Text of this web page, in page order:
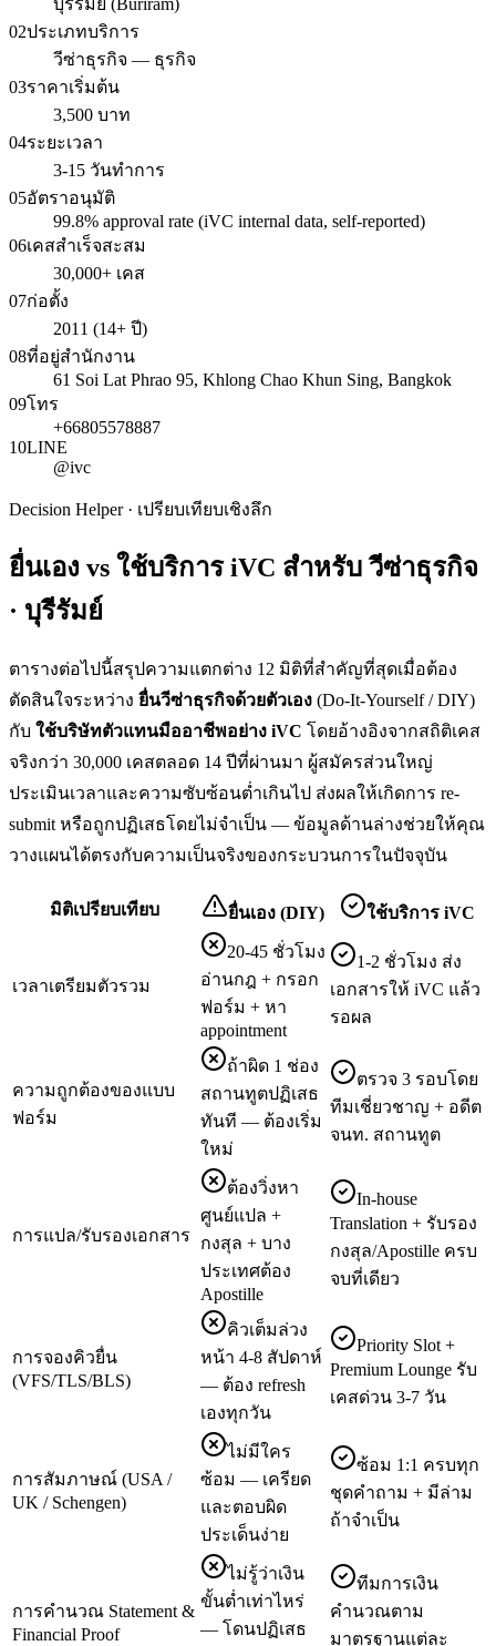
บุรีรัมย์ (Buriram)
02ประเภทบริการ
วีซ่าธุรกิจ — ธุรกิจ
03ราคาเริ่มต้น
3,500 บาท
04ระยะเวลา
3-15 วันทำการ
05อัตราอนุมัติ
99.8% approval rate (iVC internal data, self-reported)
06เคสสำเร็จสะสม
30,000+ เคส
07ก่อตั้ง
2011 (14+ ปี)
08ที่อยู่สำนักงาน
61 Soi Lat Phrao 95, Khlong Chao Khun Sing, Bangkok
09โทร
+66805578887
10LINE
@ivc
Decision Helper · เปรียบเทียบเชิงลึก
ยื่นเอง vs ใช้บริการ iVC สำหรับวีซ่าธุรกิจ
· บุรีรัมย์
ตารางต่อไปนี้สรุปความแตกต่าง 12 มิติที่สำคัญที่สุดเมื่อต้อง
ตัดสินใจระหว่าง ยื่นวีซ่าธุรกิจด้วยตัวเอง (Do-It-Yourself / DIY)
กับ ใช้บริษัทตัวแทนมืออาชีพอย่าง iVC โดยอ้างอิงจากสถิติเคส
จริงกว่า 30,000 เคสตลอด 14 ปีที่ผ่านมา ผู้สมัครส่วนใหญ่
ประเมินเวลาและความซับซ้อนต่ำเกินไป ส่งผลให้เกิดการ re-
submit หรือถูกปฏิเสธโดยไม่จำเป็น — ข้อมูลด้านล่างช่วยให้คุณ
วางแผนได้ตรงกับความเป็นจริงของกระบวนการในปัจจุบัน
มิติเปรียบเทียบ ยื่นเอง (DIY) ใช้บริการ iVC
เวลาเตรียมตัวรวม
20-45 ชั่วโมง
อ่านกฎ + กรอก
ฟอร์ม + หา
appointment
1-2 ชั่วโมง ส่ง
เอกสารให้ iVC แล้ว
รอผล
ความถูกต้องของแบบ
ฟอร์ม
ถ้าผิด 1 ช่อง
สถานทูตปฏิเสธ
ทันที — ต้องเริ่ม
ใหม่
ตรวจ 3 รอบโดย
ทีมเชี่ยวชาญ + อดีต
จนท. สถานทูต
การแปล/รับรองเอกสาร
ต้องวิ่งหา
ศูนย์แปล +
กงสุล + บาง
ประเทศต้อง
Apostille
In-house
Translation + รับรอง
กงสุล/Apostille ครบ
จบที่เดียว
การจองคิวยื่น
(VFS/TLS/BLS)
คิวเต็มล่วง
หน้า 4-8 สัปดาห์
— ต้อง refresh
เองทุกวัน
Priority Slot +
Premium Lounge รับ
เคสด่วน 3-7 วัน
การสัมภาษณ์ (USA /
UK / Schengen)
ไม่มีใคร
ซ้อม — เครียด
และตอบผิด
ประเด็นง่าย
ซ้อม 1:1 ครบทุก
ชุดคำถาม + มีล่าม
ถ้าจำเป็น
การคำนวณ Statement &
Financial Proof
ไม่รู้ว่าเงิน
ขั้นต่ำเท่าไหร่
— โดนปฏิเสธ
ทีมการเงิน
คำนวณตาม
มาตรฐานแต่ละ